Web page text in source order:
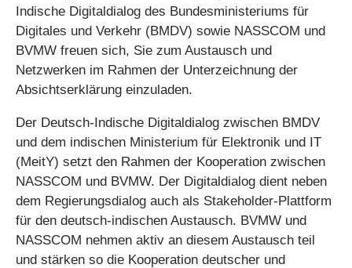
Indische Digitaldialog des Bundesministeriums für
Digitales und Verkehr (BMDV) sowie NASSCOM und
BVMW freuen sich, Sie zum Austausch und
Netzwerken im Rahmen der Unterzeichnung der
Absichtserklärung einzuladen.
Der Deutsch-Indische Digitaldialog zwischen BMDV
und dem indischen Ministerium für Elektronik und IT
(MeitY) setzt den Rahmen der Kooperation zwischen
NASSCOM und BVMW. Der Digitaldialog dient neben
dem Regierungsdialog auch als Stakeholder-Plattform
für den deutsch-indischen Austausch. BVMW und
NASSCOM nehmen aktiv an diesem Austausch teil
und stärken so die Kooperation deutscher und